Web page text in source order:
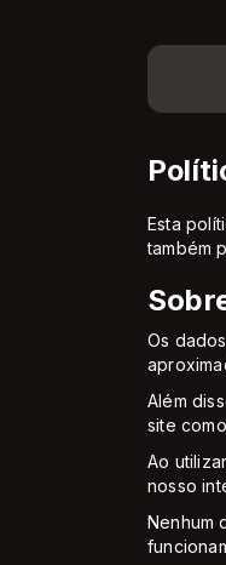
Esta
também
Os
Além
site
Ao
nosso
Nenhum